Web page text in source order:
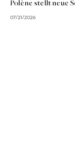
Polène stellt neue
07/21/2026